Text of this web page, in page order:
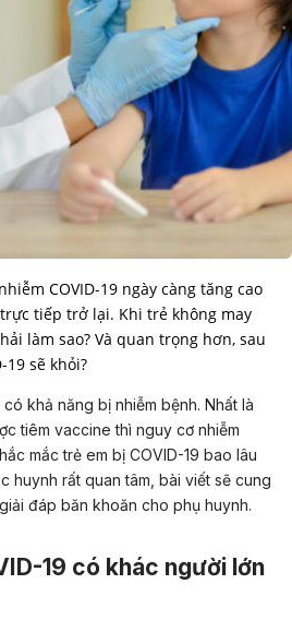
COVID-19 ngày càng tăng cao
tiếp trở lại. Khi trẻ không may
làm sao? Và quan trọng hơn, sau
19 sẽ khỏi?
khả năng bị nhiễm bệnh. Nhất là
tiêm vaccine thì nguy cơ nhiễm
mắc trẻ em bị COVID-19 bao lâu
huynh rất quan tâm, bài viết sẽ cung
đáp băn khoăn cho phụ huynh.
19 có khác người lớn